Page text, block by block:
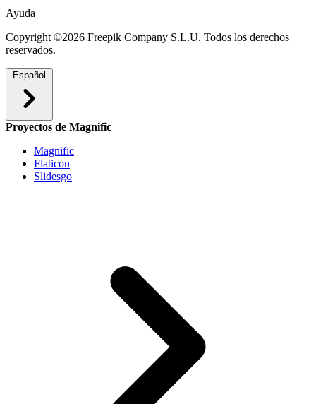
Ayuda
Copyright ©2026 Freepik Company S.L.U. Todos los derechos
reservados.
Español
Proyectos de Magnific
Magnific
Flaticon
Slidesgo